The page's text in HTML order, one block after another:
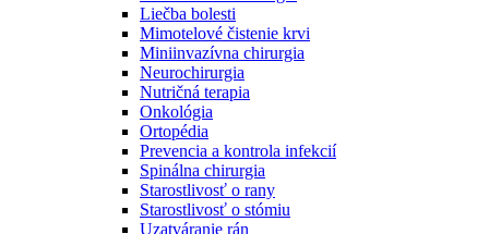
Nefrologické ambulancie
V nefrologických ambulanciách prevádzkujeme poradenstvo
a prípravu pacientov k jednotlivým metódam náhrady funkcie
obličiek. Zvoľte si mesto, ktoré potrebujete a navštívte nás.
Liečba bolesti
Mimotelové čistenie krvi
Miniinvazívna chirurgia
Neurochirurgia
Nutričná terapia
Onkológia
Ortopédia
Prevencia a kontrola infekcií
Spinálna chirurgia
Starostlivosť o rany
Starostlivosť o stómiu
Uzatváranie rán